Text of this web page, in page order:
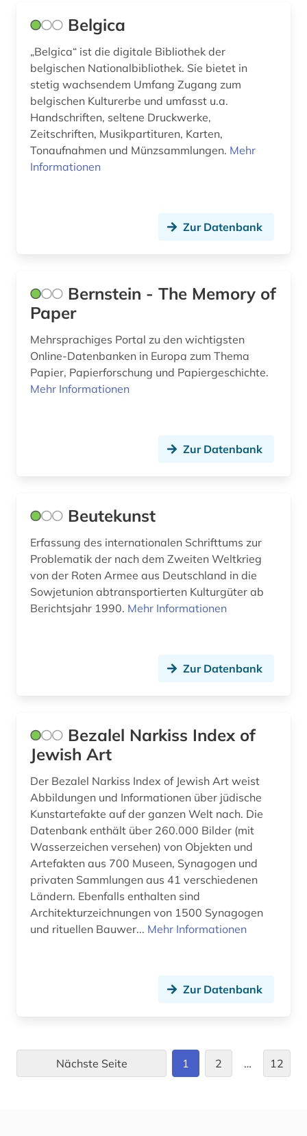
kirchengesang (1)
kleinschrifttum (1)
kloster lorsch (1)
klosterbibliothek (2)
kultur (1)
kulturgeschichte (1)
kulturgut (2)
kunst (4)
kunstgeschichte (4)
kunsthandel (1)
kunstraub (1)
künstlerdatenbank (1)
landesarchiv thüringen - staatsarchiv gotha
(1)
landesbibliothek und murhardsche bibliothek
der stadt kassel (2)
landeskunde (1)
langzeitarchivierung (1)
lernumgebung (1)
linguistik (1)
Belgica
„Belgica“ ist die digitale Bibliothek der
belgischen Nationalbibliothek. Sie bietet in
stetig wachsendem Umfang Zugang zum
belgischen Kulturerbe und umfasst u.a.
Handschriften, seltene Druckwerke,
Zeitschriften, Musikpartituren, Karten,
Tonaufnahmen und Münzsammlungen. Mehr
Informationen
Zur Datenbank
Bernstein - The Memory of
Paper
Mehrsprachiges Portal zu den wichtigsten
Online-Datenbanken in Europa zum Thema
Papier, Papierforschung und Papiergeschichte.
Mehr Informationen
Zur Datenbank
Beutekunst
Erfassung des internationalen Schrifttums zur
Problematik der nach dem Zweiten Weltkrieg
von der Roten Armee aus Deutschland in die
Sowjetunion abtransportierten Kulturgüter ab
Berichtsjahr 1990. Mehr Informationen
Zur Datenbank
Bezalel Narkiss Index of
Jewish Art
Der Bezalel Narkiss Index of Jewish Art weist
Abbildungen und Informationen über jüdische
Kunstartefakte auf der ganzen Welt nach. Die
Datenbank enthält über 260.000 Bilder (mit
Wasserzeichen versehen) von Objekten und
Artefakten aus 700 Museen, Synagogen und
privaten Sammlungen aus 41 verschiedenen
Ländern. Ebenfalls enthalten sind
Architekturzeichnungen von 1500 Synagogen
und rituellen Bauwer... Mehr Informationen
Zur Datenbank
Nächste Seite 1 2 … 12